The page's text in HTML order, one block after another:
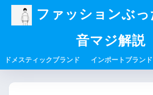
ファッションぶ
音マジ解説
ドメスティックブランド インポートブランド